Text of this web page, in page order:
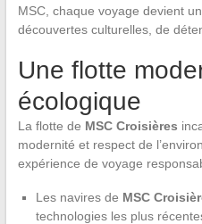
MSC, chaque voyage devient
découvertes culturelles, de
Une flotte
écologique
La flotte de MSC Croisières
modernité et respect de
expérience de voyage
Les navires de MSC
technologies les plus